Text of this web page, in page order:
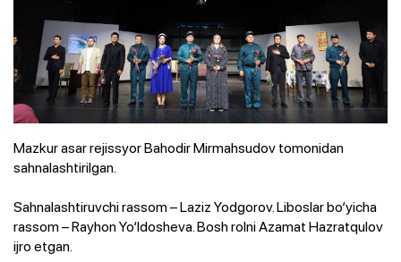
Mazkur asar rejissyor Bahodir Mirmahsudov tomonidan
sahnalashtirilgan.
Sahnalashtiruvchi rassom – Laziz Yodgorov. Liboslar bo‘yicha
rassom – Rayhon Yo‘ldosheva. Bosh rolni Azamat Hazratqulov
ijro etgan.